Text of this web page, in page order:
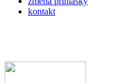
kontakt